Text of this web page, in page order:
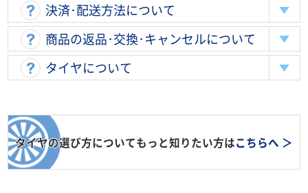
決済･配送方法について
商品の返品･交換･キャンセルについて
タイヤについて
タイヤの選び方についてもっと知りたい方はこちらへ ＞